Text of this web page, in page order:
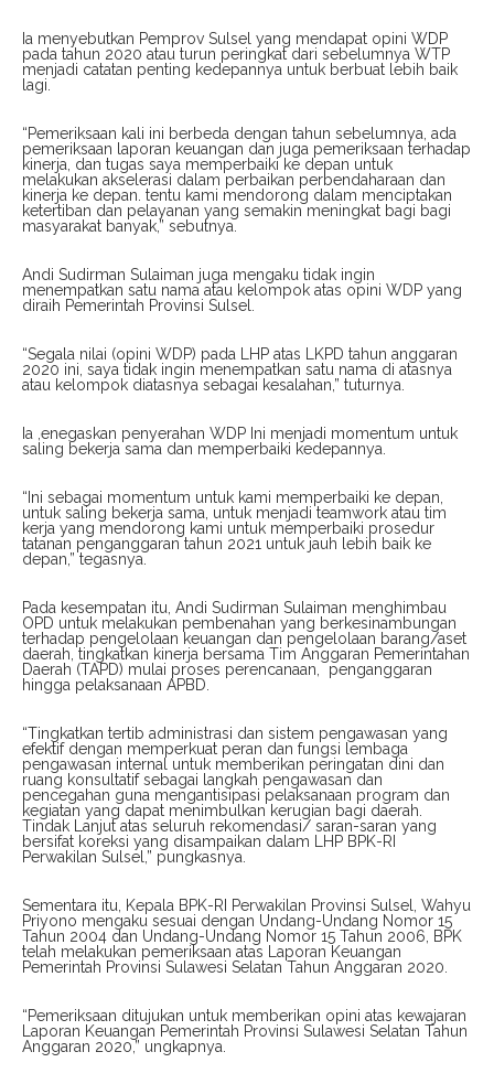
Ia menyebutkan Pemprov Sulsel yang mendapat opini WDP
pada tahun 2020 atau turun peringkat dari sebelumnya WTP
menjadi catatan penting kedepannya untuk berbuat lebih baik
lagi.
“Pemeriksaan kali ini berbeda dengan tahun sebelumnya, ada
pemeriksaan laporan keuangan dan juga pemeriksaan terhadap
kinerja, dan tugas saya memperbaiki ke depan untuk
melakukan akselerasi dalam perbaikan perbendaharaan dan
kinerja ke depan. tentu kami mendorong dalam menciptakan
ketertiban dan pelayanan yang semakin meningkat bagi bagi
masyarakat banyak,” sebutnya.
Andi Sudirman Sulaiman juga mengaku tidak ingin
menempatkan satu nama atau kelompok atas opini WDP yang
diraih Pemerintah Provinsi Sulsel.
“Segala nilai (opini WDP) pada LHP atas LKPD tahun anggaran
2020 ini, saya tidak ingin menempatkan satu nama di atasnya
atau kelompok diatasnya sebagai kesalahan,” tuturnya.
Ia ,enegaskan penyerahan WDP Ini menjadi momentum untuk
saling bekerja sama dan memperbaiki kedepannya.
“Ini sebagai momentum untuk kami memperbaiki ke depan,
untuk saling bekerja sama, untuk menjadi teamwork atau tim
kerja yang mendorong kami untuk memperbaiki prosedur
tatanan penganggaran tahun 2021 untuk jauh lebih baik ke
depan,” tegasnya.
Pada kesempatan itu, Andi Sudirman Sulaiman menghimbau
OPD untuk melakukan pembenahan yang berkesinambungan
terhadap pengelolaan keuangan dan pengelolaan barang/aset
daerah, tingkatkan kinerja bersama Tim Anggaran Pemerintahan
Daerah (TAPD) mulai proses perencanaan, penganggaran
hingga pelaksanaan APBD.
“Tingkatkan tertib administrasi dan sistem pengawasan yang
efektif dengan memperkuat peran dan fungsi lembaga
pengawasan internal untuk memberikan peringatan dini dan
ruang konsultatif sebagai langkah pengawasan dan
pencegahan guna mengantisipasi pelaksanaan program dan
kegiatan yang dapat menimbulkan kerugian bagi daerah.
Tindak Lanjut atas seluruh rekomendasi/ saran-saran yang
bersifat koreksi yang disampaikan dalam LHP BPK-RI
Perwakilan Sulsel,” pungkasnya.
Sementara itu, Kepala BPK-RI Perwakilan Provinsi Sulsel, Wahyu
Priyono mengaku sesuai dengan Undang-Undang Nomor 15
Tahun 2004 dan Undang-Undang Nomor 15 Tahun 2006, BPK
telah melakukan pemeriksaan atas Laporan Keuangan
Pemerintah Provinsi Sulawesi Selatan Tahun Anggaran 2020.
“Pemeriksaan ditujukan untuk memberikan opini atas kewajaran
Laporan Keuangan Pemerintah Provinsi Sulawesi Selatan Tahun
Anggaran 2020,” ungkapnya.